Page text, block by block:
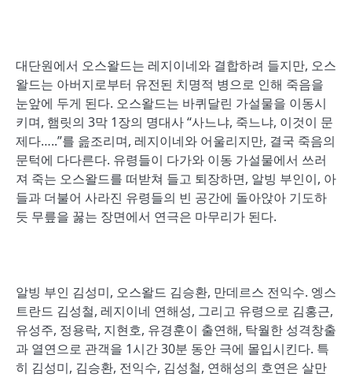
대단원에서 오스왈드는 레지이네와 결합하려 들지만, 오스
왈드는 아버지로부터 유전된 치명적 병으로 인해 죽음을
눈앞에 두게 된다. 오스왈드는 바퀴달린 가설물을 이동시
키며, 햄릿의 3막 1장의 명대사 “사느냐, 죽느냐, 이것이 문
제다…..”를 읊조리며, 레지이네와 어울리지만, 결국 죽음의
문턱에 다다른다. 유령들이 다가와 이동 가설물에서 쓰러
져 죽는 오스왈드를 떠받쳐 들고 퇴장하면, 알빙 부인이, 아
들과 더불어 사라진 유령들의 빈 공간에 돌아앉아 기도하
듯 무릎을 꿇는 장면에서 연극은 마무리가 된다.
알빙 부인 김성미, 오스왈드 김승환, 만데르스 전익수. 엥스
트란드 김성철, 레지이네 연해성, 그리고 유령으로 김홍근,
유성주, 정용락, 지현호, 유경훈이 출연해, 탁월한 성격창출
과 열연으로 관객을 1시간 30분 동안 극에 몰입시킨다. 특
히 김성미, 김승환, 전익수, 김성철, 연해성의 호연은 살만